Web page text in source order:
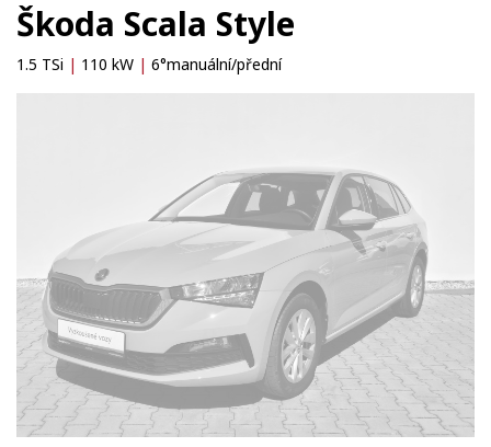
Škoda Scala Style
1.5 TSi | 110 kW | 6°manuální/přední